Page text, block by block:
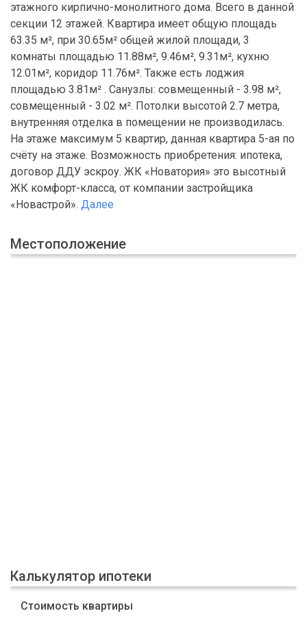
этажного кирпично-монолитного дома. Всего в данной
секции 12 этажей. Квартира имеет общую площадь
63.35 м², при 30.65м² общей жилой площади, 3
комнаты площадью 11.88м², 9.46м², 9.31м², кухню
12.01м², коридор 11.76м². Также есть лоджия
площадью 3.81м² . Санузлы: совмещенный - 3.98 м²,
совмещенный - 3.02 м². Потолки высотой 2.7 метра,
внутренняя отделка в помещении не производилась.
На этаже максимум 5 квартир, данная квартира 5-ая по
счёту на этаже. Возможность приобретения: ипотека,
договор ДДУ эскроу. ЖК «Новатория» это высотный
ЖК комфорт-класса, от компании застройщика
«Новастрой». Далее
Местоположение
Калькулятор ипотеки
Стоимость квартиры